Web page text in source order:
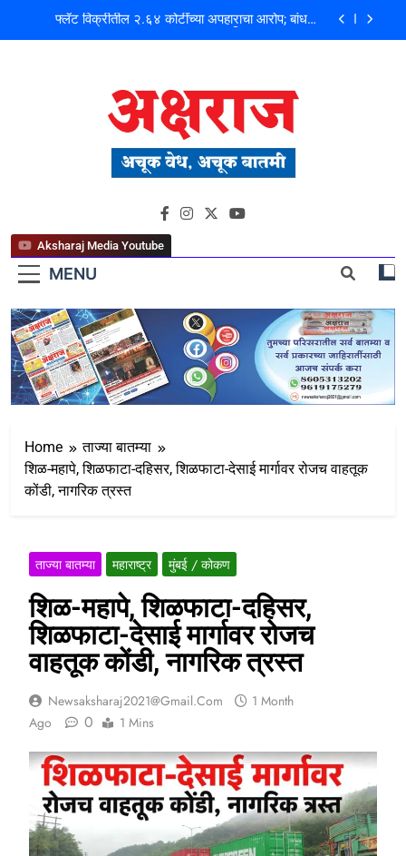
मोशी कचरा डेपो दुर्घटना ! तत्कालीन कार्यकारी अभियंता हरविंदर
पहाटे घरफोड्या, दिवसा चोरी; चोरट्यांचा बिडी कामगार परिसरावर
फ्लॅट विक्रीतील २.६४ कोटींच्या अपहाराचा आरोप; बांधकाम
व्यावसायिक दाम्पत्यावर गुन्हा
मोशी कचरा डेपो दुर्घटना ! तत्कालीन कार्यकारी अभियंता हरविंदर
शिळगावच्या पोलीस पाटलांचे निधन; समाजसेवेचा आधारवड
अक्षराज न्यूज पोर्टल
MENU
Aksharaj Media Youtube
Home
ताज्या बातम्या
शिळ-महापे, शिळफाटा-दहिसर, शिळफाटा-देसाई मार्गावर रोजच वाहतूक
कोंडी, नागरिक त्रस्त
ताज्या बातम्या महाराष्ट्र मुंबई / कोकण
शिळ-महापे, शिळफाटा-दहिसर,
शिळफाटा-देसाई मार्गावर रोजच
वाहतूक कोंडी, नागरिक त्रस्त
Newsaksharaj2021@gmail.com
1 Month
Ago
0 1 Mins